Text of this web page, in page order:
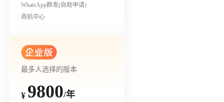
WhatsApp群发(自助申请)
商机中心
最多人选择的版本
¥ 9800/年